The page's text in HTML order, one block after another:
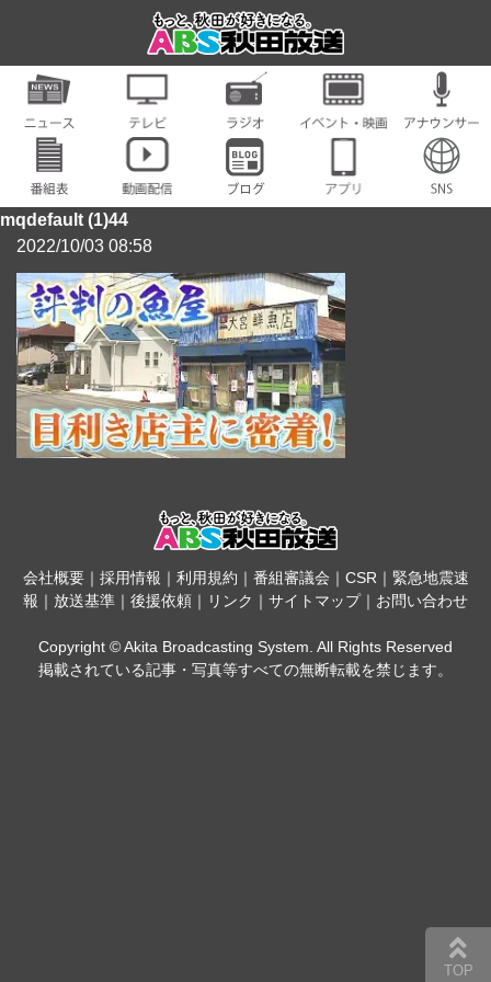
mqdefault (1)44
2022/10/03 08:58
会社概要｜ 採用情報 ｜ 利用規約 ｜ 番組審議会 ｜ CSR｜ 緊急地震速
報 ｜ 放送基準 ｜ 後援依頼 ｜ リンク ｜ サイトマップ｜ お問い合わせ
Copyright © Akita Broadcasting System. All Rights Reserved
掲載されている記事・写真等すべての無断転載を禁じます。